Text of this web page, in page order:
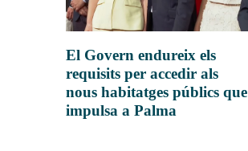
El Govern endureix els
requisits per accedir als
nous habitatges públics que
impulsa a Palma